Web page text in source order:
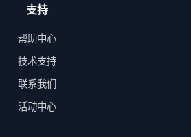
支持
帮助中心
技术支持
联系我们
活动中心